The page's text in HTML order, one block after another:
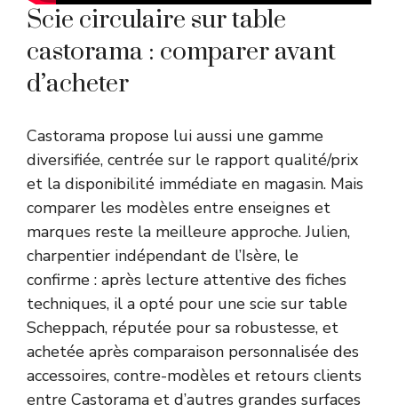
Scie circulaire sur table
castorama : comparer avant
d’acheter
Castorama propose lui aussi une gamme
diversifiée, centrée sur le rapport qualité/prix
et la disponibilité immédiate en magasin. Mais
comparer les modèles entre enseignes et
marques reste la meilleure approche. Julien,
charpentier indépendant de l’Isère, le
confirme : après lecture attentive des fiches
techniques, il a opté pour une scie sur table
Scheppach, réputée pour sa robustesse, et
achetée après comparaison personnalisée des
accessoires, contre-modèles et retours clients
entre Castorama et d’autres grandes surfaces